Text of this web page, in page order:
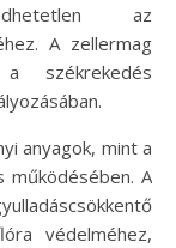
az
A zellermag
székrekedés
anyagok, mint a
működésében. A
védelméhez,